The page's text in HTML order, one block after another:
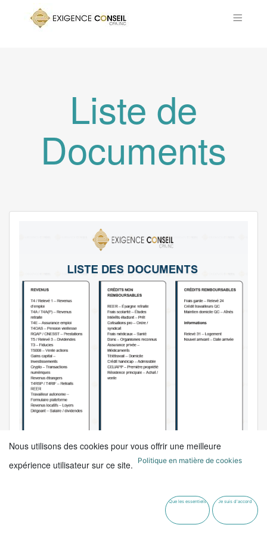
Liste de
Documents
Nous utilisons des cookies pour vous offrir une meilleure
expérience utilisateur sur ce site.
Politique en matière de cookies
Que les essentiels Je suis d'accord